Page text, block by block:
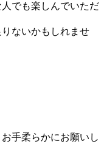
でも楽しんでいただ
ないかもしれませ
手柔らかにお願いし